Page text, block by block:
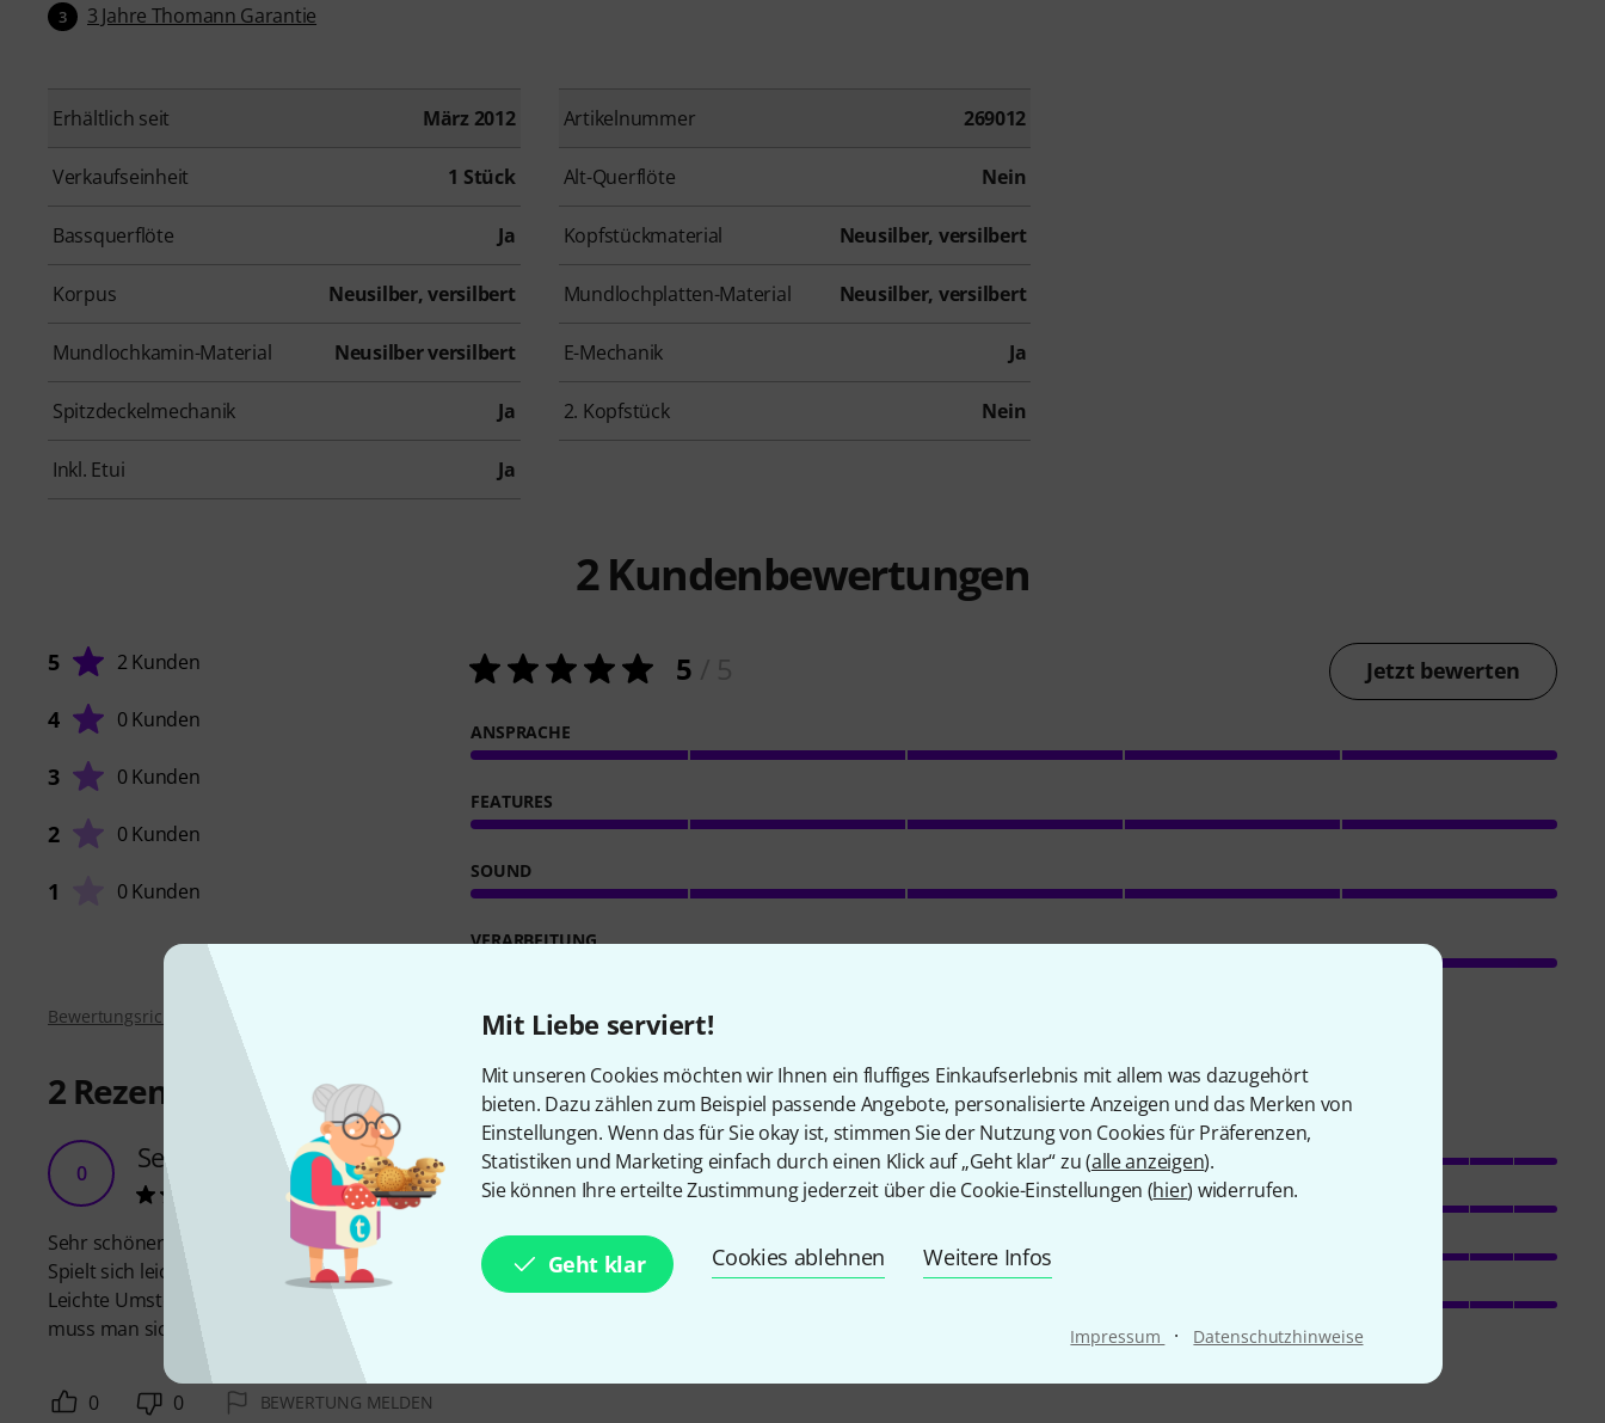
Mit Liebe serviert!
Mit unseren Cookies möchten wir Ihnen ein fluffiges Einkaufserlebnis mit allem was dazugehört
bieten. Dazu zählen zum Beispiel passende Angebote, personalisierte Anzeigen und das Merken von
Einstellungen. Wenn das für Sie okay ist, stimmen Sie der Nutzung von Cookies für Präferenzen,
Statistiken und Marketing einfach durch einen Klick auf „Geht klar“ zu (alle anzeigen).
Sie können Ihre erteilte Zustimmung jederzeit über die Cookie-Einstellungen (hier) widerrufen.
Geht klar Cookies ablehnen Weitere Infos
Impressum · Datenschutzhinweise
3 3 Jahre Thomann Garantie
Erhältlich seit März 2012 Artikelnummer 269012
Verkaufseinheit 1 Stück Alt-Querflöte Nein
Bassquerflöte Ja Kopfstückmaterial Neusilber, versilbert
Korpus Neusilber, versilbert Mundlochplatten-Material Neusilber, versilbert
Mundlochkamin-Material Neusilber versilbert E-Mechanik Ja
Spitzdeckelmechanik Ja 2. Kopfstück Nein
Inkl. Etui Ja
2Kundenbewertungen
5 2 Kunden
4 0 Kunden
3 0 Kunden
2 0 Kunden
1 0 Kunden
5 Jetzt bewerten
ANSPRACHE
FEATURES
SOUND
VERARBEITUNG
Bewertungsrichtlinien
2 Rezensionen
0 Sehr gut 👍
00000000000 13.04.2026
Sehr schöner und warmer Klang.
Spielt sich leicht.
Leichte Umstellung von einer „normalen“ Querflöte zu der Bassquerflöte. Die Griffe bleiben gleich. Nur mit dem Blasen
muss man sich etwas umstellen. Bekommt man aber in kurzer Zeit gut hin.
Ansprache
0 0 BEWERTUNG MELDEN